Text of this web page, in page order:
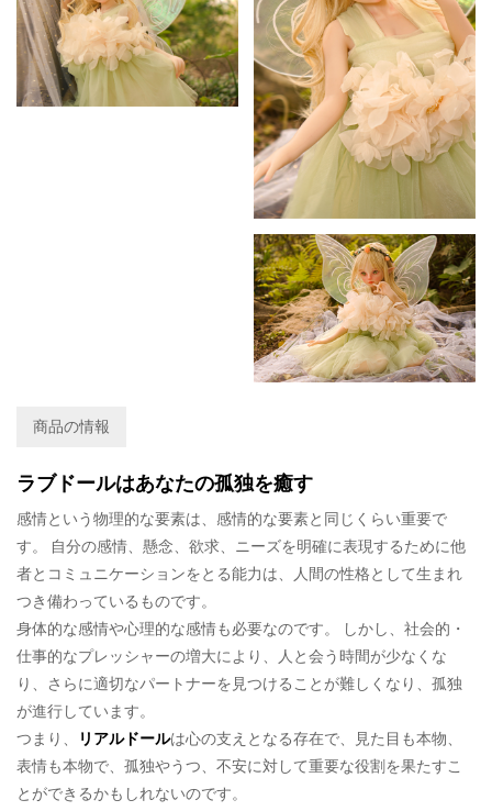
商品の情報
ラブドールはあなたの孤独を癒す
感情という物理的な要素は、感情的な要素と同じくらい重要で
す。 自分の感情、懸念、欲求、ニーズを明確に表現するために他
者とコミュニケーションをとる能力は、人間の性格として生まれ
つき備わっているものです。
身体的な感情や心理的な感情も必要なのです。 しかし、社会的・
仕事的なプレッシャーの増大により、人と会う時間が少なくな
り、さらに適切なパートナーを見つけることが難しくなり、孤独
が進行しています。
つまり、
リアルドールは心の支えとなる存在で、見た目も本物、
表情も本物で、孤独やうつ、不安に対して重要な役割を果たすこ
とができるかもしれないのです。